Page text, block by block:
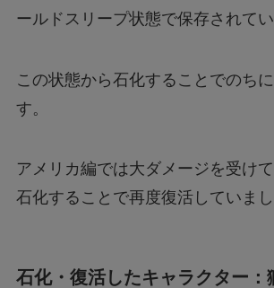
ールドスリープ状態で保存されてい
この状態から石化することでのち
す。
アメリカ編では大ダメージを受けて
石化することで再度復活していまし
石化・復活したキャラクター：